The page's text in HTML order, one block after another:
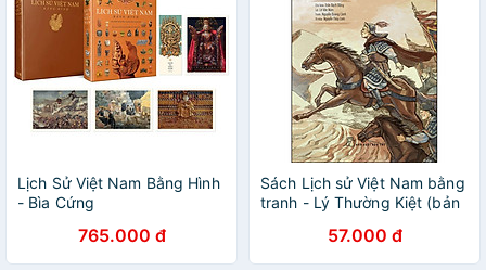
Lịch Sử Việt Nam Bằng Hình
- Bìa Cứng
765.000 đ
Sách Lịch sử Việt Nam bằng
tranh - Lý Thường Kiệt (bản
57.000 đ